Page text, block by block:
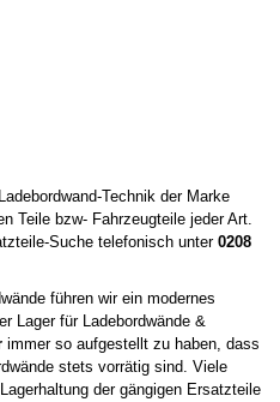
Technik der Marke
Teile bzw- Fahrzeugteile jeder Art.
Suche telefonisch unter 0208
führen wir ein modernes
Lager für Ladebordwände &
immer so aufgestellt zu haben, dass
stets vorrätig sind. Viele
der gängigen Ersatzteile